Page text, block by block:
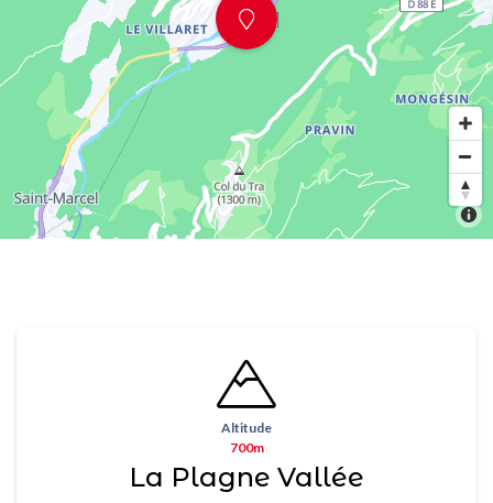
Altitude
700m
La Plagne Vallée